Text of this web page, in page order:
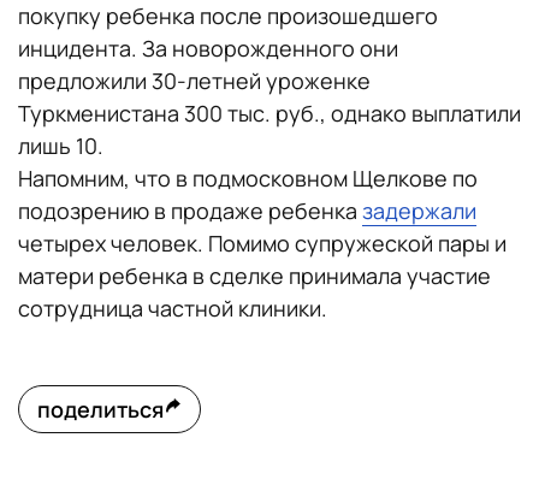
покупку ребенка после произошедшего
инцидента. За новорожденного они
предложили 30-летней уроженке
Туркменистана 300 тыс. руб., однако выплатили
лишь 10.
Напомним, что в подмосковном Щелкове по
подозрению в продаже ребенка задержали
четырех человек. Помимо супружеской пары и
матери ребенка в сделке принимала участие
сотрудница частной клиники.
поделиться